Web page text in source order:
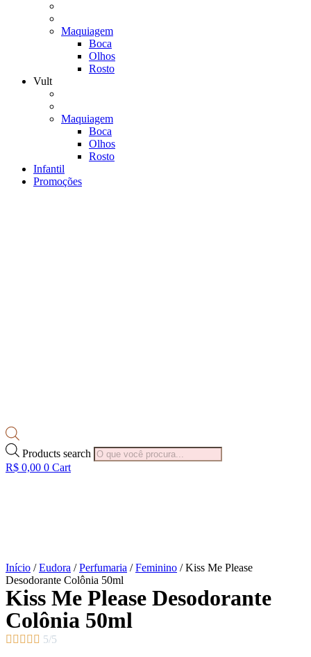
Maquiagem
Boca
Olhos
Rosto
Vult
Maquiagem
Boca
Olhos
Rosto
Infantil
Promoções
Products search
R$ 0,00 0 Cart
Início /Eudora /Perfumaria /Feminino / Kiss Me Please
Desodorante Colônia 50ml
Kiss Me Please Desodorante
Colônia 50ml
     5/5